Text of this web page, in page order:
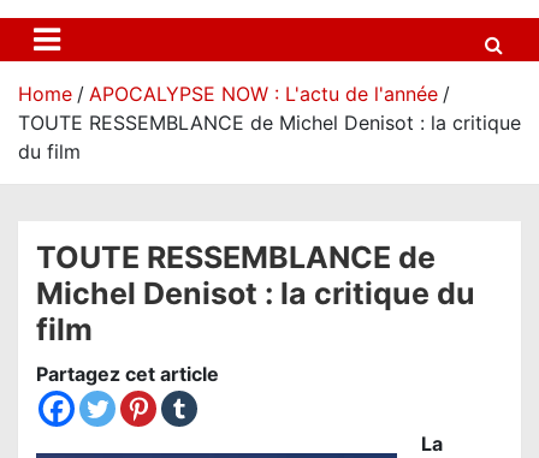
n
Home
APOCALYPSE NOW : L'actu de l'année
TOUTE RESSEMBLANCE de Michel Denisot : la critique
du film
TOUTE RESSEMBLANCE de
Michel Denisot : la critique du
film
Partagez cet article
La